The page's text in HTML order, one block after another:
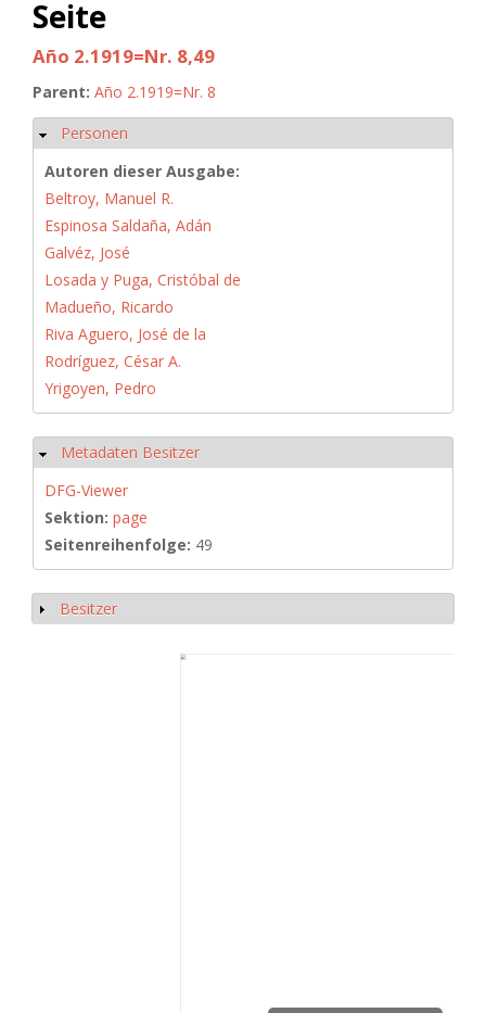
Seite
Año 2.1919=Nr. 8,49
Parent: Año 2.1919=Nr. 8
Hide
Personen
Autoren dieser Ausgabe:
Beltroy, Manuel R.
Espinosa Saldaña, Adán
Galvéz, José
Losada y Puga, Cristóbal de
Madueño, Ricardo
Riva Aguero, José de la
Rodríguez, César A.
Yrigoyen, Pedro
Hide
Metadaten Besitzer
DFG-Viewer
Sektion: page
Seitenreihenfolge: 49
Show
Besitzer